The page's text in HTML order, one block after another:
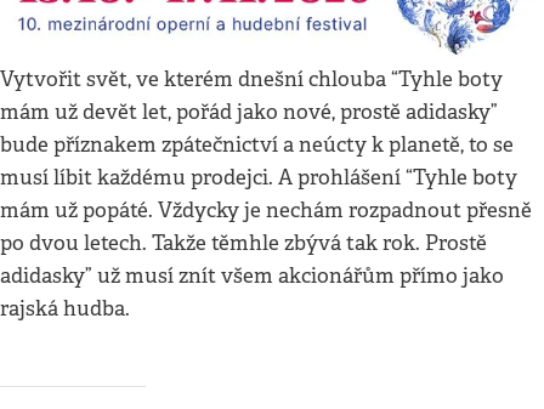
Vytvořit svět, ve kterém dnešní chlouba “Tyhle boty
mám už devět let, pořád jako nové, prostě adidasky”
bude příznakem zpátečnictví a neúcty k planetě, to se
musí líbit každému prodejci. A prohlášení “Tyhle boty
mám už popáté. Vždycky je nechám rozpadnout přesně
po dvou letech. Takže těmhle zbývá tak rok. Prostě
adidasky” už musí znít všem akcionářům přímo jako
rajská hudba.